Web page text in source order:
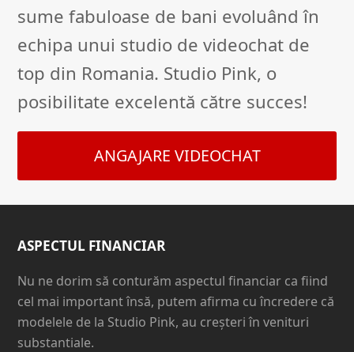
sume fabuloase de bani evoluând în
echipa unui studio de videochat de
top din Romania. Studio Pink, o
posibilitate excelentă către succes!
ANGAJARE VIDEOCHAT
ASPECTUL FINANCIAR
Nu ne dorim să conturăm aspectul financiar ca fiind
cel mai important însă, putem afirma cu încredere că
modelele de la Studio Pink, au creșteri în venituri
substantiale.